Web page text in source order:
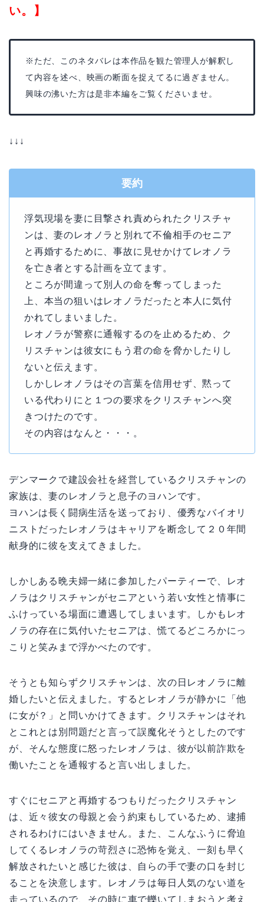
い。】
※ただ、このネタバレは本作品を観た管理人が解釈し
て内容を述べ、映画の断面を捉えてるに過ぎません。
興味の沸いた方は是非本編をご覧くださいませ。
↓↓↓
要約
浮気現場を妻に目撃され責められたクリスチャ
ンは、妻のレオノラと別れて不倫相手のセニア
と再婚するために、事故に見せかけてレオノラ
を亡き者とする計画を立てます。
ところが間違って別人の命を奪ってしまった
上、本当の狙いはレオノラだったと本人に気付
かれてしまいました。
レオノラが警察に通報するのを止めるため、ク
リスチャンは彼女にもう君の命を脅かしたりし
ないと伝えます。
しかしレオノラはその言葉を信用せず、黙って
いる代わりにと１つの要求をクリスチャンへ突
きつけたのです。
その内容はなんと・・・。
デンマークで建設会社を経営しているクリスチャンの
家族は、妻のレオノラと息子のヨハンです。
ヨハンは長く闘病生活を送っており、優秀なバイオリ
ニストだったレオノラはキャリアを断念して２０年間
献身的に彼を支えてきました。
しかしある晩夫婦一緒に参加したパーティーで、レオ
ノラはクリスチャンがセニアという若い女性と情事に
ふけっている場面に遭遇してしまいます。しかもレオ
ノラの存在に気付いたセニアは、慌てるどころかにっ
こりと笑みまで浮かべたのです。
そうとも知らずクリスチャンは、次の日レオノラに離
婚したいと伝えました。するとレオノラが静かに「他
に女が？」と問いかけてきます。クリスチャンはそれ
とこれとは別問題だと言って誤魔化そうとしたのです
が、そんな態度に怒ったレオノラは、彼が以前詐欺を
働いたことを通報すると言い出しました。
すぐにセニアと再婚するつもりだったクリスチャン
は、近々彼女の母親と会う約束もしているため、逮捕
されるわけにはいきません。また、こんなふうに脅迫
してくるレオノラの苛烈さに恐怖を覚え、一刻も早く
解放されたいと感じた彼は、自らの手で妻の口を封じ
ることを決意します。レオノラは毎日人気のない道を
走っているので、その時に車で轢いてしまおうと考え